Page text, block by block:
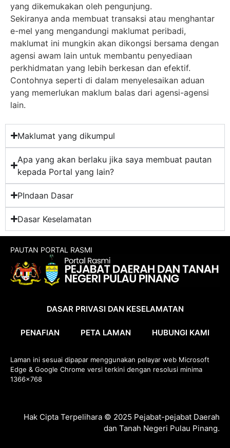
yang dikemukakan oleh pengunjung.
Sekiranya anda membuat transaksi atau menghantar
e-mel yang mengandungi maklumat peribadi,
maklumat ini mungkin akan dikongsi bersama dengan
agensi awam lain untuk membantu penyediaan
perkhidmatan yang lebih berkesan dan efektif.
Contohnya seperti di dalam menyelesaikan aduan
yang memerlukan maklum balas dari agensi-agensi
lain.
Maklumat yang dikumpul
Apa yang akan berlaku jika saya membuat pautan
kepada Portal yang lain?
PIndaan Dasar
Dasar Keselamatan
PAUTAN PORTAL RASMI
DASAR PRIVASI DAN KESELAMATAN
PENAFIAN PETA LAMAN HUBUNGI KAMI
Laman ini sesuai dipapar menggunakan pelayar web Microsoft
Edge & Google Chrome versi terkini dengan resolusi minima
1366×768
Hak Cipta Terpelihara © 2025 Pejabat-pejabat Daerah
dan Tanah Negeri Pulau Pinang.